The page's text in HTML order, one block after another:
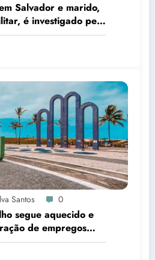
Salvador e marido,
é investigado pelo
Santos 0
segue aquecido e
de empregos